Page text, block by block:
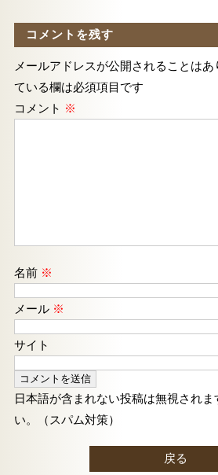
コメントを残す
メールアドレスが公開されることはあ
ている欄は必須項目です
コメント ※
名前 ※
メール ※
サイト
日本語が含まれない投稿は無視されま
い。（スパム対策）
戻る